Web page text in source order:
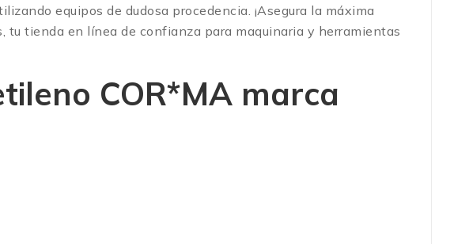
equipos de dudosa procedencia. ¡Asegura la máxima
tu tienda en línea de confianza para maquinaria y herramientas
COR*MA marca